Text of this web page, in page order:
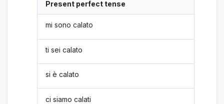
Present perfect tense
mi sono calato
ti sei calato
si è calato
ci siamo calati